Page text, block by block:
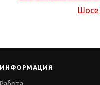
Шосе
ИНФОРМАЦИЯ